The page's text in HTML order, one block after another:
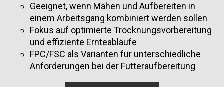
Geeignet, wenn Mähen und Aufbereiten in
einem Arbeitsgang kombiniert werden sollen
Fokus auf optimierte Trocknungsvorbereitung
und effiziente Ernteabläufe
FPC/FSC als Varianten für unterschiedliche
Anforderungen bei der Futteraufbereitung